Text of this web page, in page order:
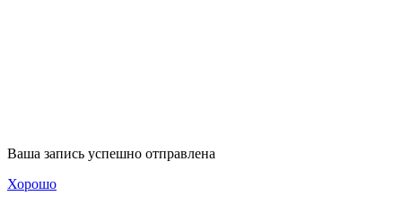
Ваша запись успешно отправлена
Хорошо